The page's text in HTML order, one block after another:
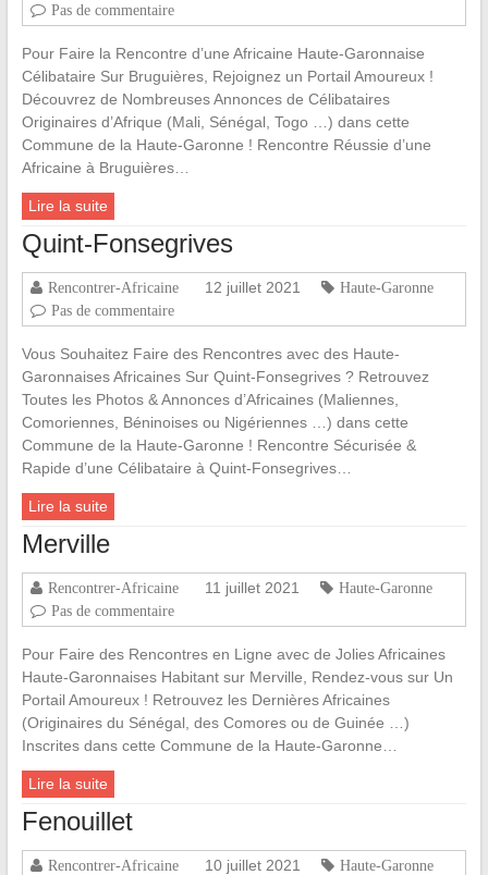
Pas de commentaire
Pour Faire la Rencontre d’une Africaine Haute-Garonnaise
Célibataire Sur Bruguières, Rejoignez un Portail Amoureux !
Découvrez de Nombreuses Annonces de Célibataires
Originaires d’Afrique (Mali, Sénégal, Togo …) dans cette
Commune de la Haute-Garonne ! Rencontre Réussie d’une
Africaine à Bruguières…
Lire la suite
Quint-Fonsegrives
Rencontrer-Africaine 12 juillet 2021
Haute-Garonne
Pas de commentaire
Vous Souhaitez Faire des Rencontres avec des Haute-
Garonnaises Africaines Sur Quint-Fonsegrives ? Retrouvez
Toutes les Photos & Annonces d’Africaines (Maliennes,
Comoriennes, Béninoises ou Nigériennes …) dans cette
Commune de la Haute-Garonne ! Rencontre Sécurisée &
Rapide d’une Célibataire à Quint-Fonsegrives…
Lire la suite
Merville
Rencontrer-Africaine 11 juillet 2021
Haute-Garonne
Pas de commentaire
Pour Faire des Rencontres en Ligne avec de Jolies Africaines
Haute-Garonnaises Habitant sur Merville, Rendez-vous sur Un
Portail Amoureux ! Retrouvez les Dernières Africaines
(Originaires du Sénégal, des Comores ou de Guinée …)
Inscrites dans cette Commune de la Haute-Garonne…
Lire la suite
Fenouillet
Rencontrer-Africaine 10 juillet 2021
Haute-Garonne